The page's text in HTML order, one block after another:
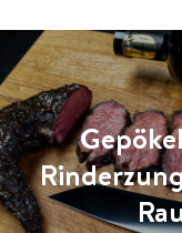
Mini Bacon